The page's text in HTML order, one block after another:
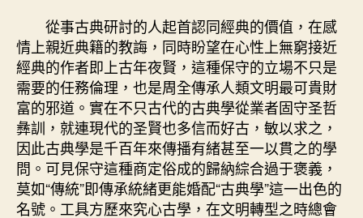
–
文
史
–
中
國
作
家
網〉
中
從事古典研討的人起首認同經典的價值，在感
情上親近典籍的教誨，同時盼望在心性上無窮接近
經典的作者即上古年夜賢，這種保守的立場不只是
需要的任務倫理，也是周全傳承人類文明最可貴財
富的邪道。實在不只古代的古典學從業者固守圣哲
彝訓，就連現代的圣賢也多信而好古，敏以求之，
因此古典學是千百年來傳播有緒甚至一以貫之的學
問。可見保守這種商定俗成的歸納綜合過于褒義，
莫如“傳統”即傳承統緒更能婚配“古典學”這一出色的
名號。工具方歷來究心古學，在文明轉型之時總會